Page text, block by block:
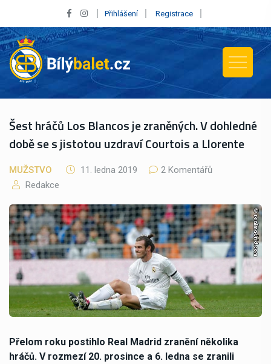
Přihlášení Registrace
Šest hráčů Los Blancos je zraněných. V dohledné
době se s jistotou uzdraví Courtois a Llorente
MUŽSTVO 11. ledna 2019
2 Komentářů
Redakce
Přelom roku postihlo Real Madrid zranění několika
hráčů. V rozmezí 20. prosince a 6. ledna se zranili